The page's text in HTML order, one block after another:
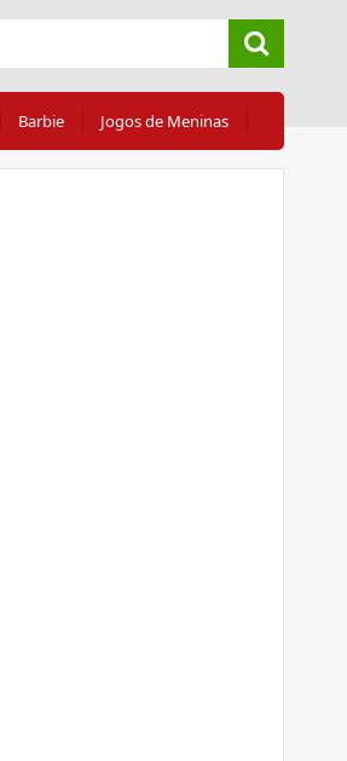
Barbie Jogos de Meninas